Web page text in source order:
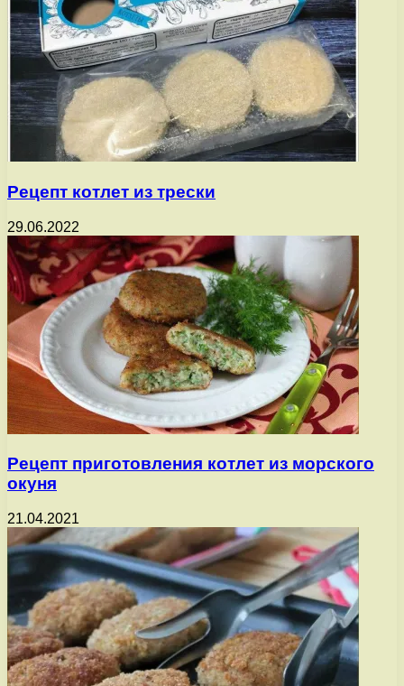
Рецепт котлет из трески
29.06.2022
Рецепт приготовления котлет из морского
окуня
21.04.2021